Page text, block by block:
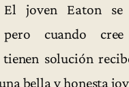
El joven Eaton se
pero cuando
solución
bella y honesta